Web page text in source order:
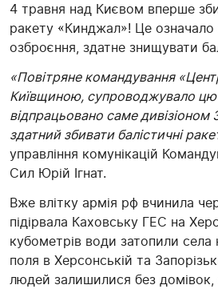
4 травня над Києвом вперше
ракету «Кинджал»! Це означало
озброєння, здатне знищувати
«Повітряне командування
Київщиною, супроводжувало цю
відпрацьовано саме
здатний збивати балістичні
управління комунікацій
Сил Юрій Ігнат.
Вже влітку армія рф вчинила
підірвала Каховську ГЕС на
кубометрів води затопили села
поля в Херсонській та
людей залишилися без домівок,